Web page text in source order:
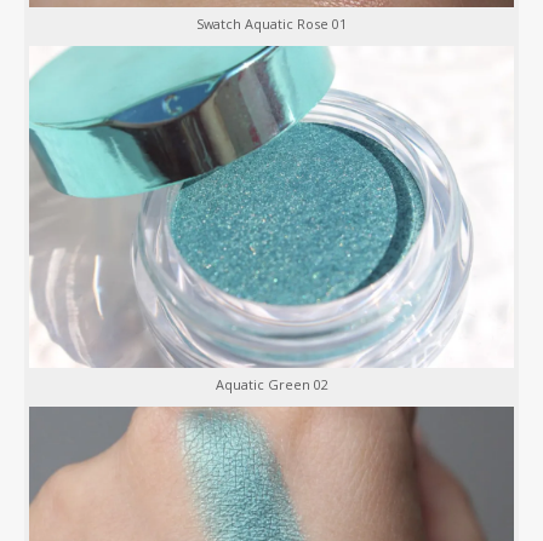
Swatch Aquatic Rose 01
Aquatic Green 02